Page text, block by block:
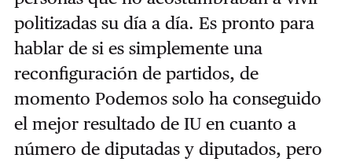
politizadas su día a día. Es pronto para
hablar de si es simplemente una
reconfiguración de partidos, de
momento Podemos solo ha conseguido
el mejor resultado de IU en cuanto a
número de diputadas y diputados, pero